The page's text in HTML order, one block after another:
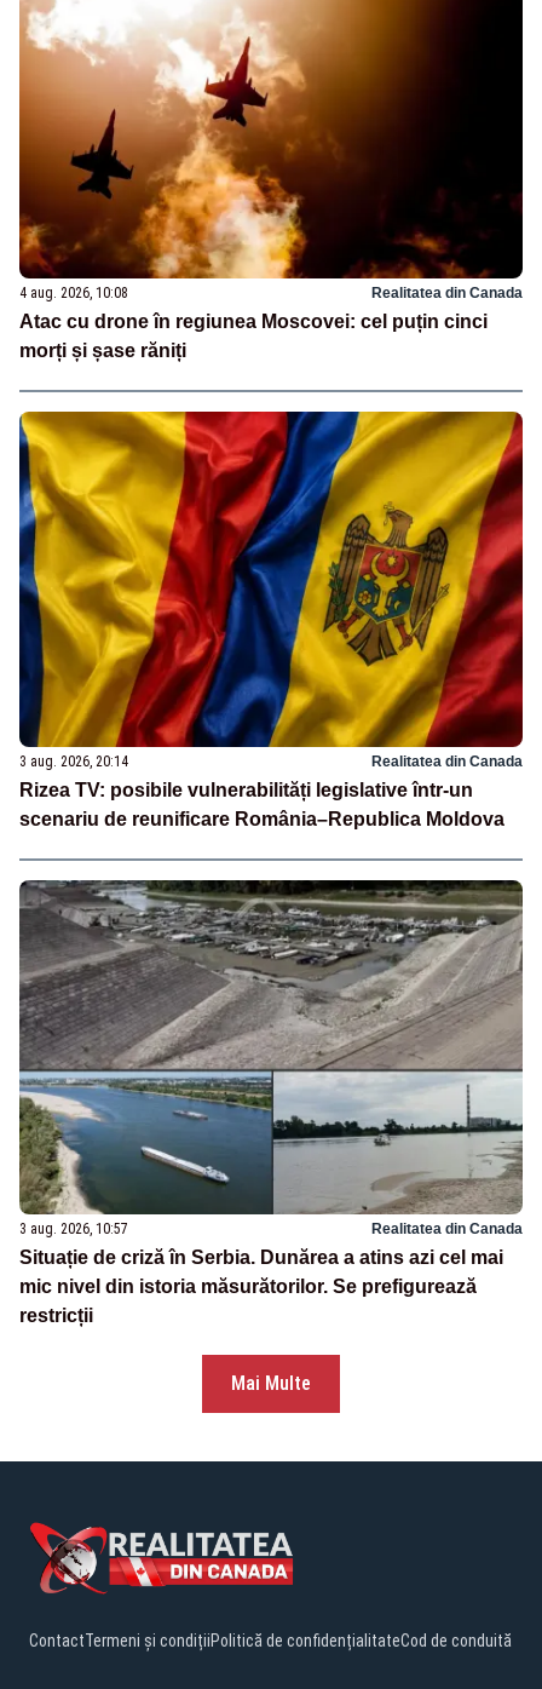
4 aug. 2026, 10:08 Realitatea din Canada
Atac cu drone în regiunea Moscovei: cel puțin cinci
morți și șase răniți
3 aug. 2026, 20:14 Realitatea din Canada
Rizea TV: posibile vulnerabilități legislative într-un
scenariu de reunificare România–Republica Moldova
3 aug. 2026, 10:57 Realitatea din Canada
Situație de criză în Serbia. Dunărea a atins azi cel mai
mic nivel din istoria măsurătorilor. Se prefigurează
restricții
Mai Multe
ContactTermeni și condițiiPolitică de confidențialitateCod de conduită